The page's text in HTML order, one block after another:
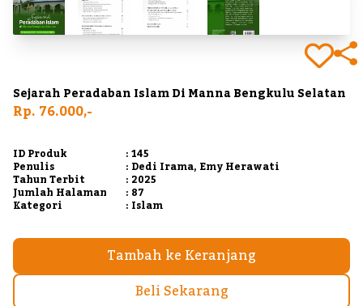
Sejarah Peradaban Islam Di Manna Bengkulu Selatan
Rp. 76.000,-
ID Produk
Penulis
Tahun Terbit
Jumlah Halaman
Kategori
: 145
: Dedi Irama, Emy Herawati
: 2025
: 87
: Islam
Tambah ke Keranjang
Beli Sekarang